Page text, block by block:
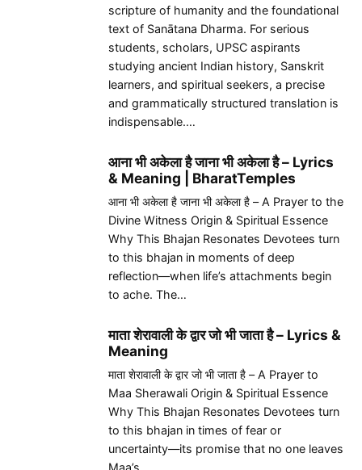
scripture of humanity and the foundational
text of Sanātana Dharma. For serious
students, scholars, UPSC aspirants
studying ancient Indian history, Sanskrit
learners, and spiritual seekers, a precise
and grammatically structured translation is
indispensable.…
आना भी अकेला है जाना भी अकेला है – Lyrics
& Meaning | BharatTemples
आना भी अकेला है जाना भी अकेला है – A Prayer to the
Divine Witness Origin & Spiritual Essence
Why This Bhajan Resonates Devotees turn
to this bhajan in moments of deep
reflection—when life’s attachments begin
to ache. The…
माता शेरावाली के द्वार जो भी जाता है – Lyrics &
Meaning
माता शेरावाली के द्वार जो भी जाता है – A Prayer to
Maa Sherawali Origin & Spiritual Essence
Why This Bhajan Resonates Devotees turn
to this bhajan in times of fear or
uncertainty—its promise that no one leaves
Maa’s…